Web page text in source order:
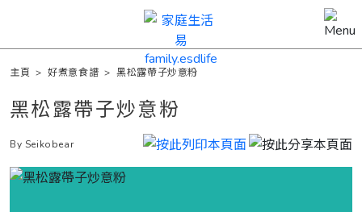
主頁 >好煮意食譜 >黑松露帶子炒意粉
黑松露帶子炒意粉
By Seikobear